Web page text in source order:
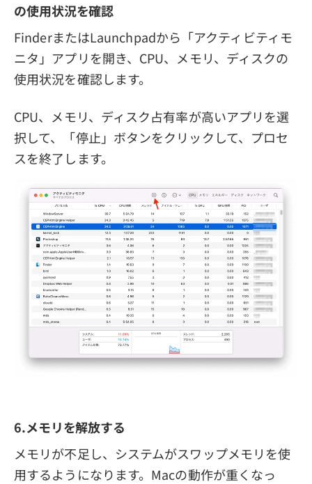
の使用状況を確認
FinderまたはLaunchpadから「アクティビティモ
ニタ」アプリを開き、CPU、メモリ、ディスクの
使用状況を確認します。
CPU、メモリ、ディスク占有率が高いアプリを選
択して、「停止」ボタンをクリックして、プロセ
スを終了します。
6.メモリを解放する
メモリが不足し、システムがスワップメモリを使
用するようになります。Macの動作が重くなっ